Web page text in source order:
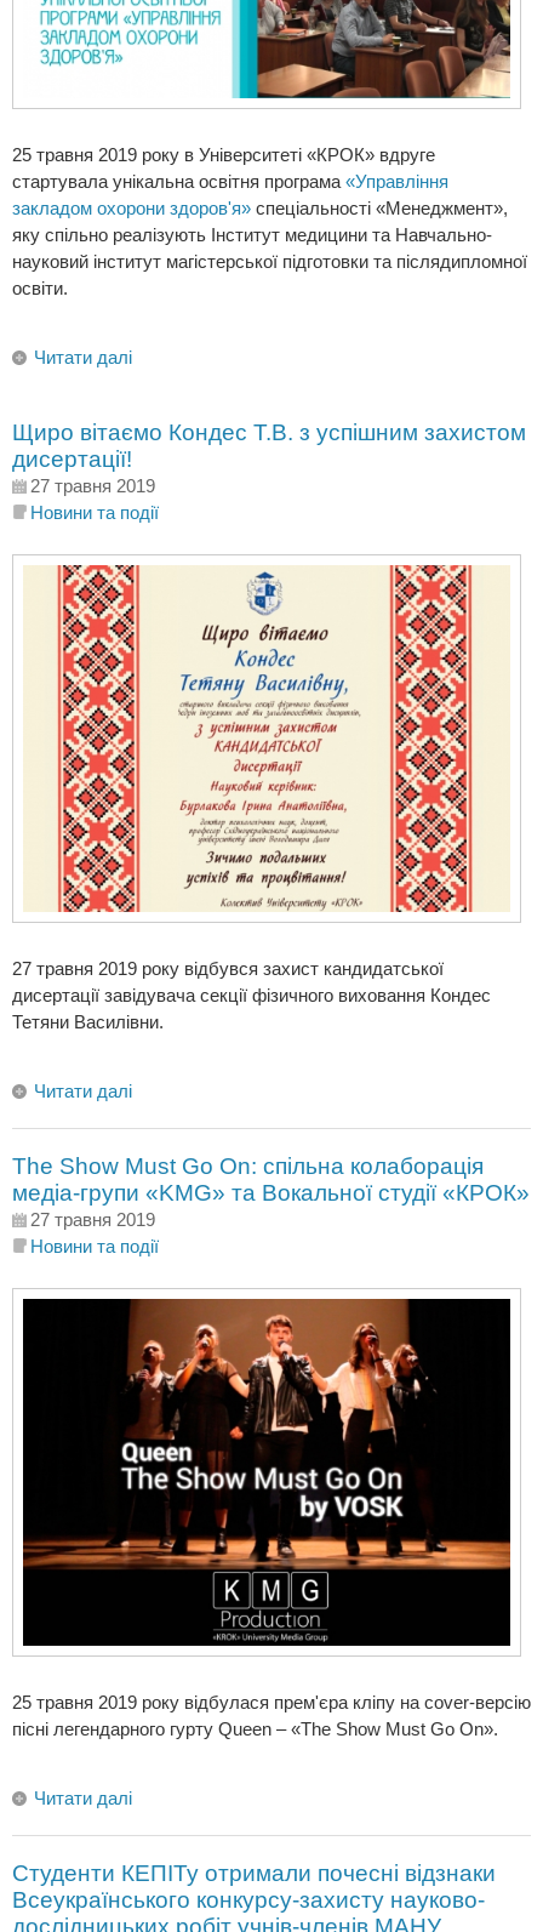
25 травня 2019 року в Університеті «КРОК» вдруге
стартувала унікальна освітня програма «Управління
закладом охорони здоров'я» спеціальності «Менеджмент»,
яку спільно реалізують Інститут медицини та Навчально-
науковий інститут магістерської підготовки та післядипломної
освіти.
Читати далі
Щиро вітаємо Кондес Т.В. з успішним захистом
дисертації!
27 травня 2019
Новини та події
27 травня 2019 року відбувся захист кандидатської
дисертації завідувача секції фізичного виховання Кондес
Тетяни Василівни.
Читати далі
The Show Must Go On: спільна колаборація
медіа-групи «KMG» та Вокальної студії «КРОК»
27 травня 2019
Новини та події
25 травня 2019 року відбулася прем'єра кліпу на cover-версію
пісні легендарного гурту Queen – «The Show Must Go On».
Читати далі
Студенти КЕПІТу отримали почесні відзнаки
Всеукраїнського конкурсу-захисту науково-
дослідницьких робіт учнів-членів МАНУ